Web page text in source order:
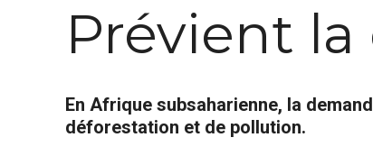
Prévient
En Afrique subsaharienne, la
déforestation et de pollution.